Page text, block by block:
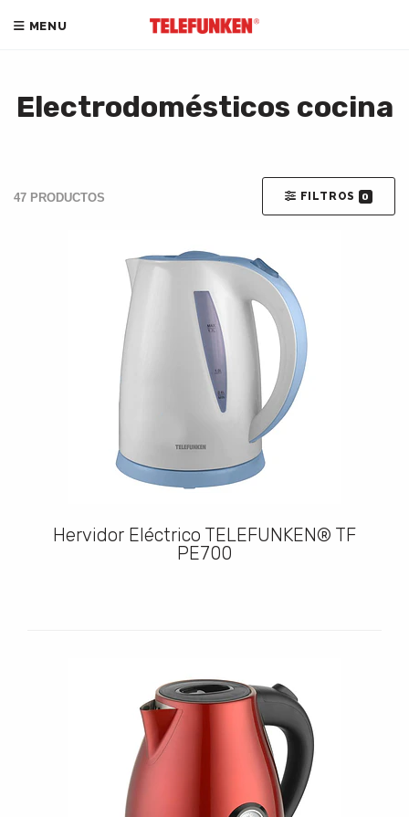
MENU
Electrodomésticos cocina
47 PRODUCTOS FILTROS 0
Hervidor Eléctrico TELEFUNKEN® TF
PE700